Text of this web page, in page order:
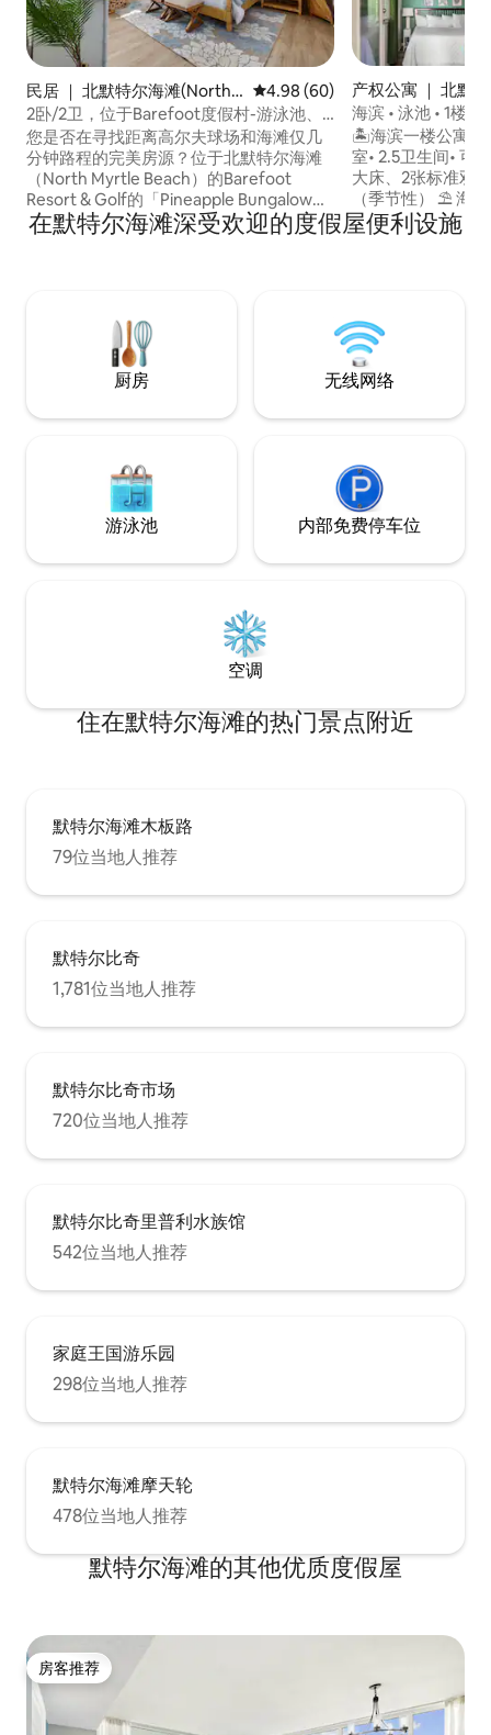
民居 ｜ 北默特尔海滩(North
Myrtle Beach)
平均评分 4.98 分（满分 5 分）
4.98 (60)
2卧/2卫，位于Barefoot度假村-游泳池、
高尔夫球场、购物中心
您是否在寻找距离高尔夫球场和海滩仅几
分钟路程的完美房源？位于北默特尔海滩
（North Myrtle Beach）的Barefoot
Resort & Golf的「Pineapple Bungalow」
提供豪华且装潢精良的房源，可轻松抵达
世界一流的高尔夫球场、海滩、游泳池、
乐和表演）2分钟车程 距离海滩5分钟车程
希望well.holiday.homes
产权公寓 ｜ 北默
rth Myrtle Beach)
海滨 • 泳池 • 1楼 •
🏝️海滨一楼公寓 🌅
室• 2.5卫生间• 可
大床、2张标准双
（季节性） ⛱️ 海滩用品（椅子、雨伞、玩
具） 🍽️全功能厨房
和烘干机 💻免费
陆• 25分钟到达海
州北默特尔海滩
在默特尔海滩深受欢迎的度假屋便利设施
厨房 无线网络
游泳池 内部免费停车位
空调
住在默特尔海滩的热门景点附近
默特尔海滩木板路
79位当地人推荐
默特尔比奇
1,781位当地人推荐
默特尔比奇市场
720位当地人推荐
默特尔比奇里普利水族馆
542位当地人推荐
家庭王国游乐园
298位当地人推荐
默特尔海滩摩天轮
478位当地人推荐
默特尔海滩的其他优质度假屋
房客推荐
房客推荐